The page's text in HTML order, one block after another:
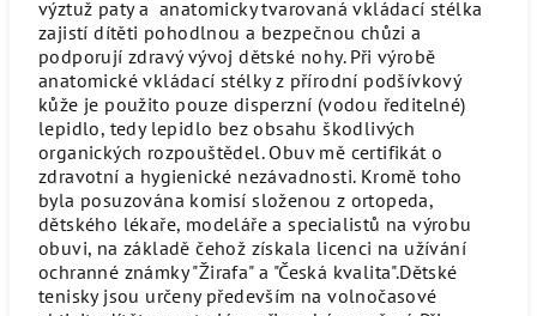
výztuž paty aanatomickytvarovaná vkládací stélka
zajistí dítěti pohodlnou a bezpečnou chůzi a
podporují zdravý vývoj dětské nohy. Při výrobě
anatomické vkládací stélky z přírodní podšívkový
kůže je použito pouze disperzní (vodou ředitelné)
lepidlo, tedy lepidlo bez obsahu škodlivých
organických rozpouštědel. Obuv mě certifikát o
zdravotní a hygienické nezávadnosti. Kromě toho
byla posuzována komisí složenou z ortopeda,
dětského lékaře, modeláře a specialistů na výrobu
obuvi, na základě čehož získala licenci na užívání
ochranné známky "Žirafa" a "Česká kvalita".Dětské
tenisky jsou určeny především na volnočasové